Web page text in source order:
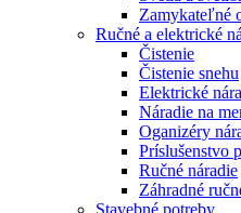
Zamykateľné
Ručné a elektrické
Čistenie
Čistenie snehu
Elektrické
Náradie na
Oganizéry
Príslušenstvo
Ručné náradie
Záhradné
Stavebné potreby